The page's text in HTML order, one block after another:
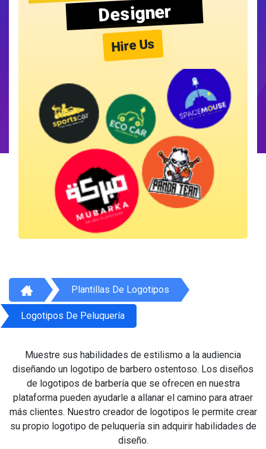
Designer
Hire Us
Plantillas De Logotipos
Logotipos De Peluquería
Muestre sus habilidades de estilismo a la audiencia
diseñando un logotipo de barbero ostentoso. Los diseños
de logotipos de barbería que se ofrecen en nuestra
plataforma pueden ayudarle a allanar el camino para atraer
más clientes. Nuestro creador de logotipos le permite crear
su propio logotipo de peluquería sin adquirir habilidades de
diseño.